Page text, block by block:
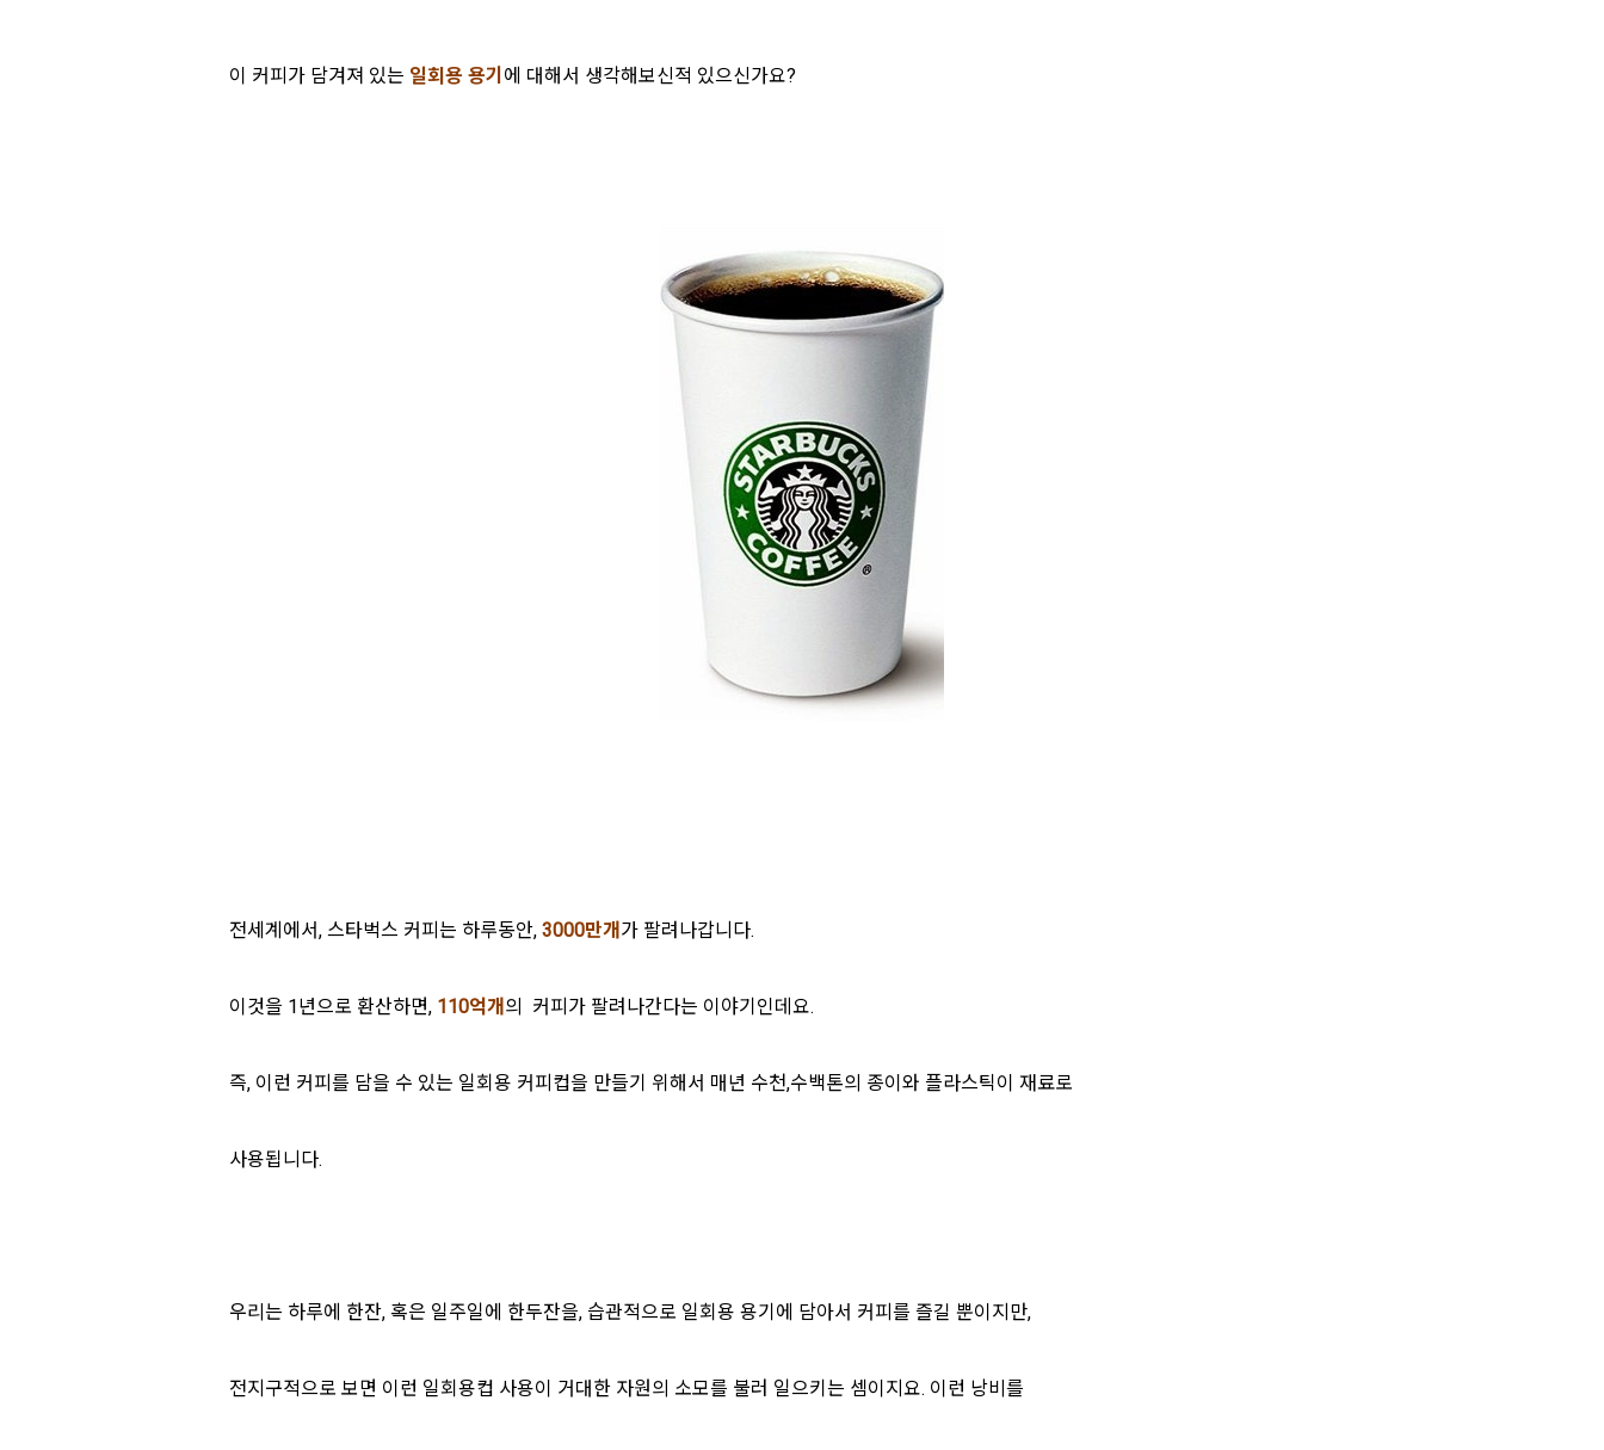
이 커피가 담겨져 있는 일회용 용기 에 대해서 생각해보신적 있으신가요?
전세계에서, 스타벅스 커피는 하루동안, 3000만개 가 팔려나갑니다.
이것을 1년으로 환산하면, 110억개 의 커피가 팔려나간다는 이야기인데요.
즉, 이런 커피를 담을 수 있는 일회용 커피컵을 만들기 위해서 매년 수천,수백톤의 종이와 플라스틱이 재료로
사용됩니다.
우리는 하루에 한잔, 혹은 일주일에 한두잔을, 습관적으로 일회용 용기에 담아서 커피를 즐길 뿐이지만,
전지구적으로 보면 이런 일회용컵 사용이 거대한 자원의 소모를 불러 일으키는 셈이지요. 이런 낭비를